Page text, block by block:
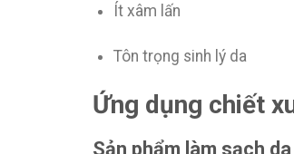
Ít xâm lấn
Tôn trọng sinh lý da
Ứng dụng chiết
Sản phẩm làm sạch da